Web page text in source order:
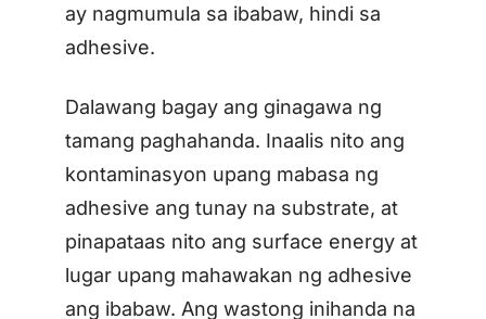
ay nagmumula sa ibabaw, hindi sa
adhesive.
Dalawang bagay ang ginagawa ng
tamang paghahanda. Inaalis nito ang
kontaminasyon upang mabasa ng
adhesive ang tunay na substrate, at
pinapataas nito ang surface energy at
lugar upang mahawakan ng adhesive
ang ibabaw. Ang wastong inihanda na